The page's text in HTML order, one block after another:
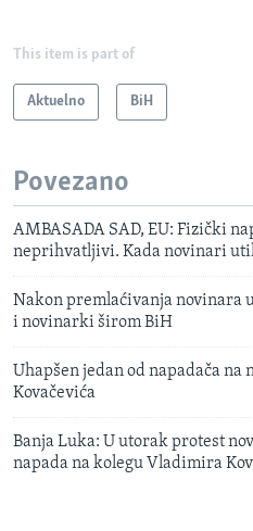
This item is part of
Aktuelno BiH
Povezano
AMBASADA SAD, EU: Fizički
neprihvatljivi. Kada novinari
Nakon premlaćivanja novinara
i novinarki širom BiH
Uhapšen jedan od napadača
Kovačevića
Banja Luka: U utorak protest
napada na kolegu Vladimira